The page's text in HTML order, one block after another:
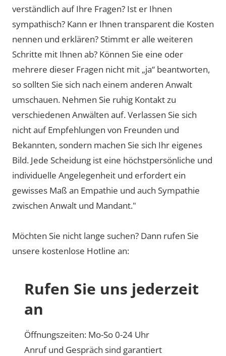
verständlich auf Ihre Fragen? Ist er Ihnen
sympathisch? Kann er Ihnen transparent die Kosten
nennen und erklären? Stimmt er alle weiteren
Schritte mit Ihnen ab? Können Sie eine oder
mehrere dieser Fragen nicht mit „ja“ beantworten,
so sollten Sie sich nach einem anderen Anwalt
umschauen. Nehmen Sie ruhig Kontakt zu
verschiedenen Anwälten auf. Verlassen Sie sich
nicht auf Empfehlungen von Freunden und
Bekannten, sondern machen Sie sich Ihr eigenes
Bild. Jede Scheidung ist eine höchstpersönliche und
individuelle Angelegenheit und erfordert ein
gewisses Maß an Empathie und auch Sympathie
zwischen Anwalt und Mandant."
Möchten Sie nicht lange suchen? Dann rufen Sie
unsere kostenlose Hotline an:
Rufen Sie uns jederzeit
an
Öffnungszeiten: Mo-So 0-24 Uhr
Anruf und Gespräch sind garantiert